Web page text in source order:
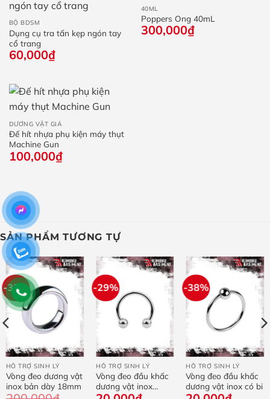
BỘ BDSM
Dụng cụ tra tấn kẹp ngón tay
cổ trang
60,000₫
40ML
Poppers Ong 40mL
300,000₫
DƯƠNG VẬT GIẢ
Đế hít nhựa phụ kiện máy thụt
Machine Gun
100,000₫
SẢN PHẨM TƯƠNG TỰ
-35%
HỖ TRỢ SINH LÝ
Vòng đeo dương vật
inox bản dày 18mm
-29%
HỖ TRỢ SINH LÝ
Vòng đeo đầu khấc
dương vật inox
móng ngựa
-38%
HỖ TRỢ SINH LÝ
Vòng đeo đầu khấc
dương vật inox có bi